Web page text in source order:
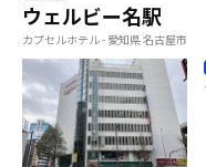
ウェルビー名駅
カプセルホテル - 愛知県 名古屋市